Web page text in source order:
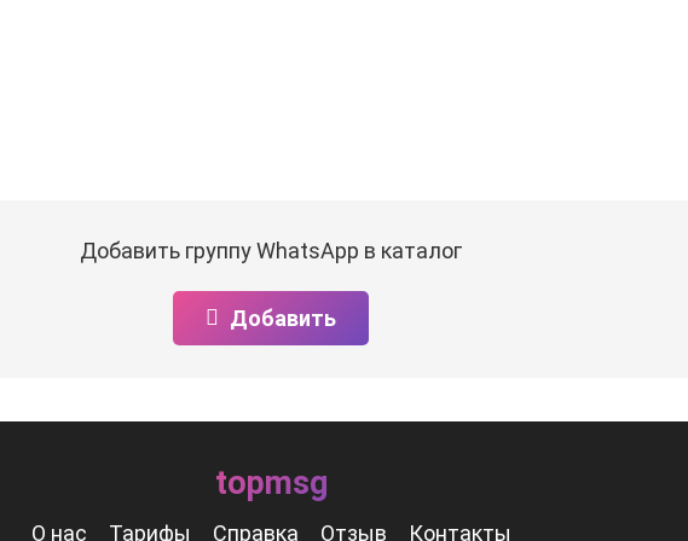
Добавить группу WhatsApp в каталог
Добавить
topmsg
О нас Тарифы Справка Отзыв Контакты